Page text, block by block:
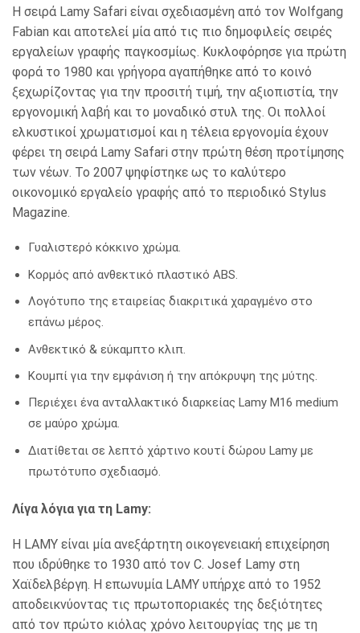
Η σειρά Lamy Safari είναι σχεδιασμένη από τον Wolfgang
Fabian και αποτελεί μία από τις πιο δημοφιλείς σειρές
εργαλείων γραφής παγκοσμίως. Κυκλοφόρησε για πρώτη
φορά το 1980 και γρήγορα αγαπήθηκε από το κοινό
ξεχωρίζοντας για την προσιτή τιμή, την αξιοπιστία, την
εργονομική λαβή και το μοναδικό στυλ της. Οι πολλοί
ελκυστικοί χρωματισμοί και η τέλεια εργονομία έχουν
φέρει τη σειρά Lamy Safari στην πρώτη θέση προτίμησης
των νέων. Το 2007 ψηφίστηκε ως το καλύτερο
οικονομικό εργαλείο γραφής από το περιοδικό Stylus
Magazine.
Γυαλιστερό κόκκινο χρώμα.
Κορμός από ανθεκτικό πλαστικό ABS.
Λογότυπο της εταιρείας διακριτικά χαραγμένο στο
επάνω μέρος.
Ανθεκτικό & εύκαμπτο κλιπ.
Κουμπί για την εμφάνιση ή την απόκρυψη της μύτης.
Περιέχει ένα ανταλλακτικό διαρκείας Lamy M16 medium
σε μαύρο χρώμα.
Διατίθεται σε λεπτό χάρτινο κουτί δώρου Lamy με
πρωτότυπο σχεδιασμό.
Λίγα λόγια για τη Lamy:
Η LAMY είναι μία ανεξάρτητη οικογενειακή επιχείρηση
που ιδρύθηκε το 1930 από τον C. Josef Lamy στη
Χαϊδελβέργη. Η επωνυμία LAMY υπήρχε από το 1952
αποδεικνύοντας τις πρωτοποριακές της δεξιότητες
από τον πρώτο κιόλας χρόνο λειτουργίας της με τη